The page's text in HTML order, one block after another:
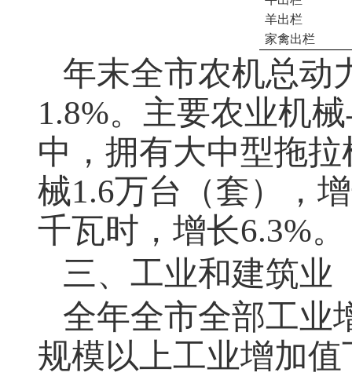
羊出栏
家禽出栏
年末全市农机总动
1.8%。主要农业机
中，拥有大中型拖
械1.6万台（套），
千瓦时，增长6.3%。
三、工业和建筑业
全年全市全部工业
规模以上工业增加